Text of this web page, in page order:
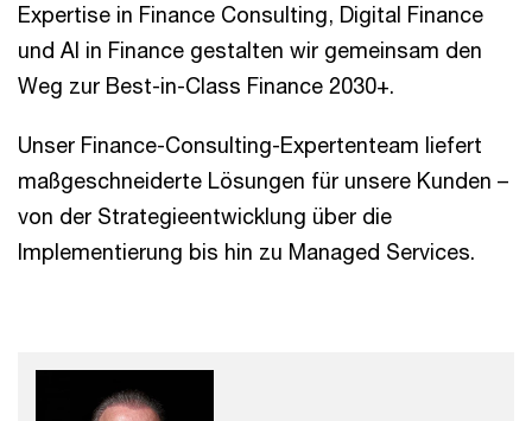
Expertise in Finance Consulting, Digital Finance
und AI in Finance gestalten wir gemeinsam den
Weg zur Best-in-Class Finance 2030+.
Unser Finance-Consulting-Expertenteam liefert
maßgeschneiderte Lösungen für unsere Kunden –
von der Strategieentwicklung über die
Implementierung bis hin zu Managed Services.